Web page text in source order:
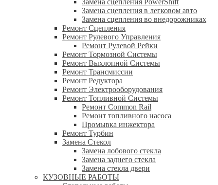
Замена сцепления PowerShift
Замена сцепления в легковом авто
Замена сцепления во внедорожниках
Ремонт Сцепления
Ремонт Рулевого Управления
Ремонт Рулевой Рейки
Ремонт Тормозной Системы
Ремонт Выхлопной Системы
Ремонт Трансмиссии
Ремонт Редуктора
Ремонт Электрооборудования
Ремонт Топливной Системы
Ремонт Common Rail
Ремонт топливного насоса
Промывка инжектора
Ремонт Турбин
Замена Стекол
Замена лобового стекла
Замена заднего стекла
Замена стекла двери
КУЗОВНЫЕ РАБОТЫ